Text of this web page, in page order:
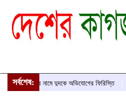
সর্বশেষ:
আবীরের নামে দুদকে অভিযোগের ফিরিস্তি